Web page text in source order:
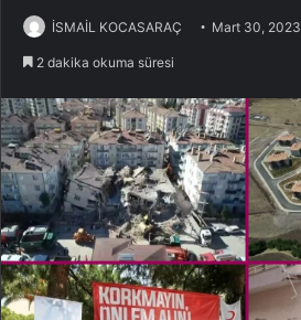
İSMAİL KOCASARAÇ Mart 30, 2023
2 dakika okuma süresi